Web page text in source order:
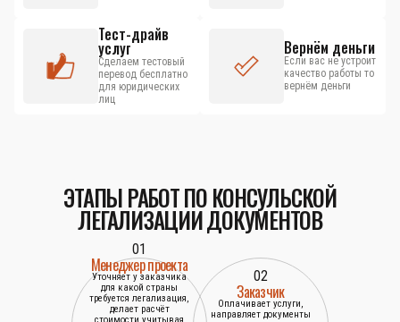
Тест-драйв
услуг
Сделаем тестовый
перевод бесплатно
для юридических
лиц
Вернём деньги
Если вас не устроит
качество работы то
вернём деньги
ЭТАПЫ РАБОТ ПО КОНСУЛЬСКОЙ
ЛЕГАЛИЗАЦИИ ДОКУМЕНТОВ
01
Менеджер проекта
Уточняет у заказчика
для какой страны
требуется легализация,
делает расчёт
стоимости учитывая
02
Заказчик
Оплачивает услуги,
направляет документы